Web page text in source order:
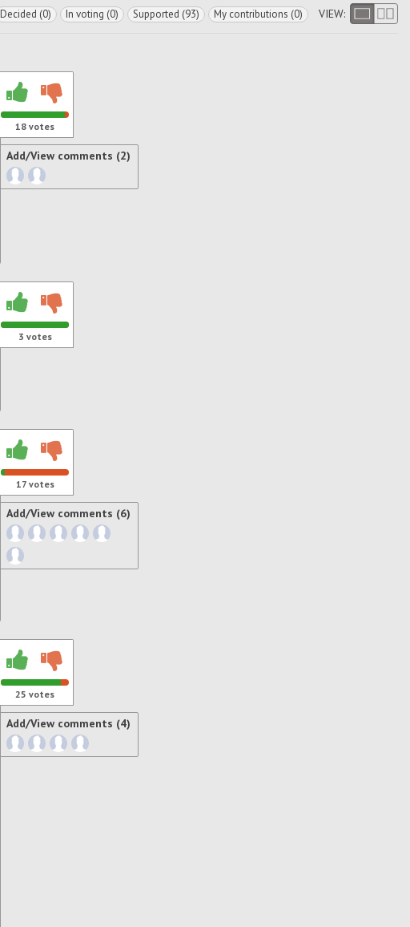
Decided (0) In voting (0) Supported (93) My contributions (0) VIEW:
18 votes
Add/View comments (2)
3 votes
17votes
Add/View comments (6)
25 votes
Add/View comments (4)